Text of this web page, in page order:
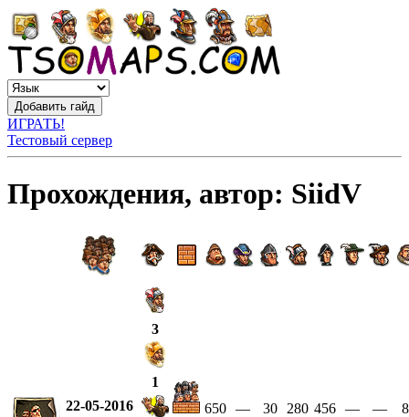
ИГРАТЬ!
Тестовый сервер
Прохождения, автор: SiidV
22-05-2016
3
1
650 — 30 280 456 — —